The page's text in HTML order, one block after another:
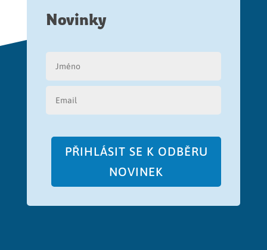
Novinky
PŘIHLÁSIT SE K ODBĚRU
NOVINEK